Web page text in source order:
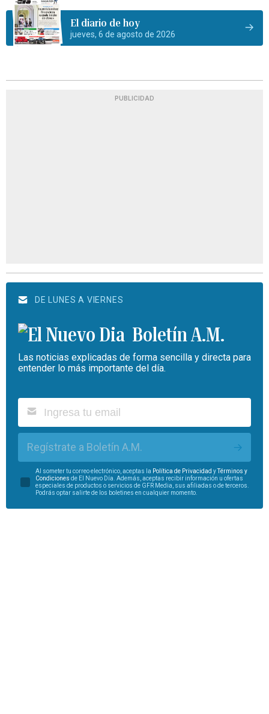
El diario de hoy
jueves, 6 de agosto de 2026
PUBLICIDAD
DE LUNES A VIERNES
Boletín A.M.
Las noticias explicadas de forma sencilla y directa para
entender lo más importante del día.
Regístrate a Boletín A.M.
Al someter tu correo electrónico, aceptas la Política de Privacidad yTérminos y
Condiciones de El Nuevo Día. Además, aceptas recibir información u ofertas
especiales de productos o servicios de GFR Media, sus afiliadas o de terceros.
Podrás optar salirte de los boletines en cualquier momento.